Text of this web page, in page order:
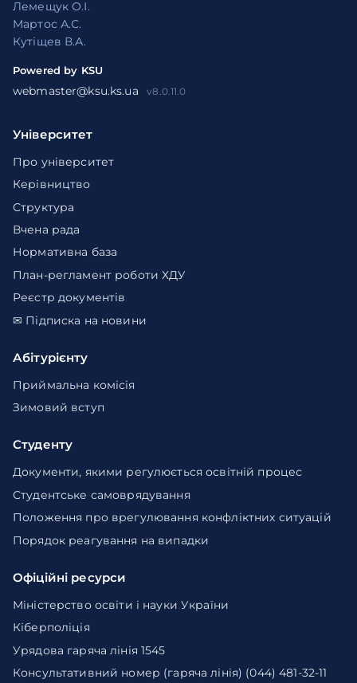
Лемещук О.І.
Мартос А.С.
Кутіщев В.А.
Powered by KSU
webmaster@ksu.ks.ua v8.0.11.0
Університет
Про університет
Керівництво
Структура
Вчена рада
Нормативна база
План-регламент роботи ХДУ
Реєстр документів
✉ Підписка на новини
Абітурієнту
Приймальна комісія
Зимовий вступ
Студенту
Документи, якими регулюється освітній процес
Студентське самоврядування
Положення про врегулювання конфліктних ситуацій
Порядок реагування на випадки
Офіційні ресурси
Міністерство освіти і науки України
Кіберполіція
Урядова гаряча лінія 1545
Консультативний номер (гаряча лінія) (044) 481-32-11